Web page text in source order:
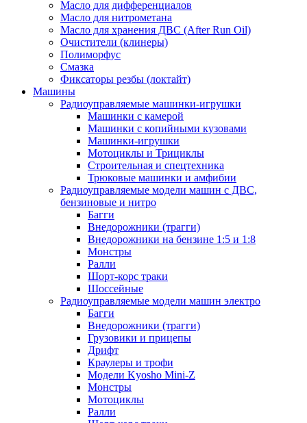
Масло для дифференциалов
Масло для нитрометана
Масло для хранения ДВС (After Run Oil)
Очистители (клинеры)
Полиморфус
Смазка
Фиксаторы резбы (локтайт)
Машины
Радиоуправляемые машинки-игрушки
Машинки с камерой
Машинки с копийными кузовами
Машинки-игрушки
Мотоциклы и Трициклы
Строительная и спецтехника
Трюковые машинки и амфибии
Радиоуправляемые модели машин с ДВС,
бензиновые и нитро
Багги
Внедорожники (трагги)
Внедорожники на бензине 1:5 и 1:8
Монстры
Ралли
Шорт-корс траки
Шоссейные
Радиоуправляемые модели машин электро
Багги
Внедорожники (трагги)
Грузовики и прицепы
Дрифт
Краулеры и трофи
Модели Kyosho Mini-Z
Монстры
Мотоциклы
Ралли